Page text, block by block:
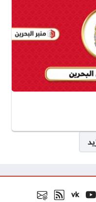
التواصل
يوتيوبvk
VK.com
رابط RSS البريد